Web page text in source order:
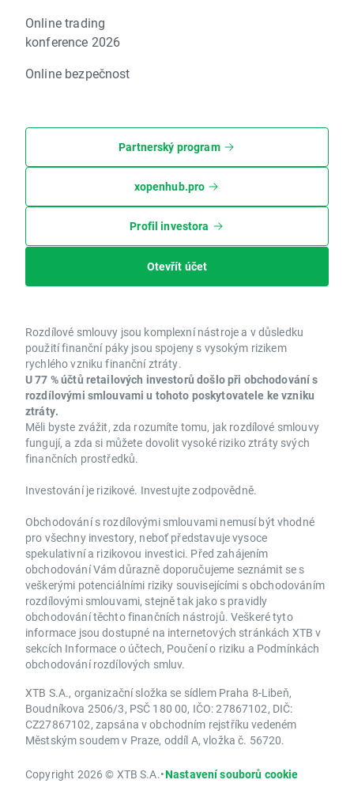
Online trading
konference 2026
Online bezpečnost
Partnerský program
xopenhub.pro
Profil investora
Otevřít účet
Rozdílové smlouvy jsou komplexní nástroje a v důsledku
použití finanční páky jsou spojeny s vysokým rizikem
rychlého vzniku finanční ztráty.
U 77 % účtů retailových investorů došlo při obchodování s
rozdílovými smlouvami u tohoto poskytovatele ke vzniku
ztráty.
Měli byste zvážit, zda rozumíte tomu, jak rozdílové smlouvy
fungují, a zda si můžete dovolit vysoké riziko ztráty svých
finančních prostředků.
Investování je rizikové. Investujte zodpovědně.
Obchodování s rozdílovými smlouvami nemusí být vhodné
pro všechny investory, neboť představuje vysoce
spekulativní a rizikovou investici. Před zahájením
obchodování Vám důrazně doporučujeme seznámit se s
veškerými potenciálními riziky souvisejícími s obchodováním
rozdílovými smlouvami, stejně tak jako s pravidly
obchodování těchto finančních nástrojů. Veškeré tyto
informace jsou dostupné na internetových stránkách XTB v
sekcích Informace o účtech, Poučení o riziku a Podmínkách
obchodování rozdílových smluv.
XTB S.A., organizační složka se sídlem Praha 8-Libeň,
Boudníkova 2506/3, PSČ 180 00, IČO: 27867102, DIČ:
CZ27867102, zapsána v obchodním rejstříku vedeném
Městským soudem v Praze, oddíl A, vložka č. 56720.
Copyright 2026 © XTB S.A.•Nastavení souborů cookie